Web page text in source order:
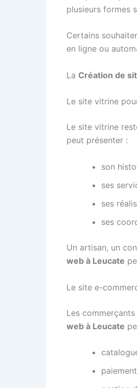
plusieurs formes
Certains
en ligne ou
La Création de
Le site vitrine
Le site vitrine
peut présenter :
son
ses
ses
ses
Un artisan, un
web à Leucate
Le site e-
Les
web à Leucate